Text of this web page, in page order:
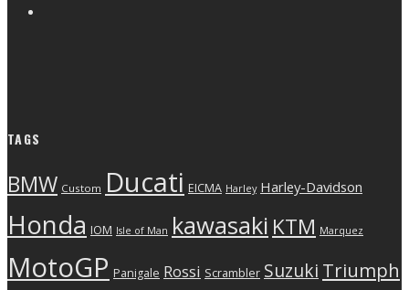
TAGS
BMW Custom Ducati EICMA Harley Harley-Davidson
Honda IOM Isle of Man kawasaki KTM Marquez
MotoGP Panigale Rossi Scrambler Suzuki Triumph